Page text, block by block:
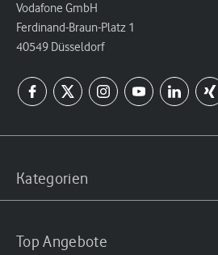
Vodafone GmbH
Ferdinand-Braun-Platz 1
40549 Düsseldorf
Kategorien
Top Angebote